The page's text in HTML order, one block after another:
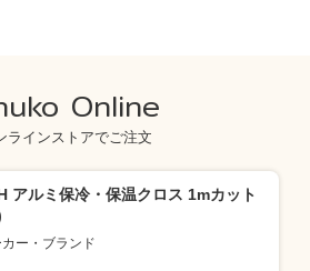
Online
ラインストアでご注文
アルミ保冷・保温クロス 1mカット
カー・ブランド